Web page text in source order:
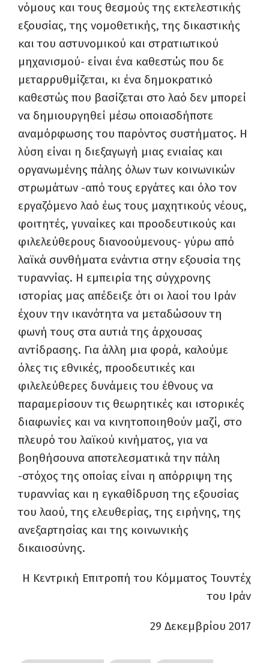
νόμους και τους θεσμούς της εκτελεστικής
εξουσίας, της νομοθετικής, της δικαστικής
και του αστυνομικού και στρατιωτικού
μηχανισμού- είναι ένα καθεστώς που δε
μεταρρυθμίζεται, κι ένα δημοκρατικό
καθεστώς που βασίζεται στο λαό δεν μπορεί
να δημιουργηθεί μέσω οποιασδήποτε
αναμόρφωσης του παρόντος συστήματος. Η
λύση είναι η διεξαγωγή μιας ενιαίας και
οργανωμένης πάλης όλων των κοινωνικών
στρωμάτων -από τους εργάτες και όλο τον
εργαζόμενο λαό έως τους μαχητικούς νέους,
φοιτητές, γυναίκες και προοδευτικούς και
φιλελεύθερους διανοούμενους- γύρω από
λαϊκά συνθήματα ενάντια στην εξουσία της
τυραννίας. Η εμπειρία της σύγχρονης
ιστορίας μας απέδειξε ότι οι λαοί του Ιράν
έχουν την ικανότητα να μεταδώσουν τη
φωνή τους στα αυτιά της άρχουσας
αντίδρασης. Για άλλη μια φορά, καλούμε
όλες τις εθνικές, προοδευτικές και
φιλελεύθερες δυνάμεις του έθνους να
παραμερίσουν τις θεωρητικές και ιστορικές
διαφωνίες και να κινητοποιηθούν μαζί, στο
πλευρό του λαϊκού κινήματος, για να
βοηθήσουνα αποτελεσματικά την πάλη
-στόχος της οποίας είναι η απόρριψη της
τυραννίας και η εγκαθίδρυση της εξουσίας
του λαού, της ελευθερίας, της ειρήνης, της
ανεξαρτησίας και της κοινωνικής
δικαιοσύνης.
Η Κεντρική Επιτροπή του Κόμματος Τουντέχ
του Ιράν
29 Δεκεμβρίου 2017